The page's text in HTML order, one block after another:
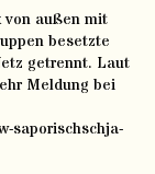
von außen mit
besetzte
getrennt. Laut
Meldung bei
saporischschja-